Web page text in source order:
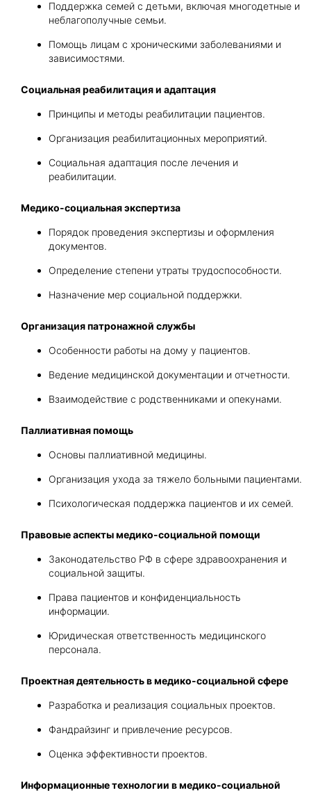
Поддержка семей с детьми, включая многодетные и
неблагополучные семьи.
Помощь лицам с хроническими заболеваниями и
зависимостями.
Социальная реабилитация и адаптация
Принципы и методы реабилитации пациентов.
Организация реабилитационных мероприятий.
Социальная адаптация после лечения и
реабилитации.
Медико-социальная экспертиза
Порядок проведения экспертизы и оформления
документов.
Определение степени утраты трудоспособности.
Назначение мер социальной поддержки.
Организация патронажной службы
Особенности работы на дому у пациентов.
Ведение медицинской документации и отчетности.
Взаимодействие с родственниками и опекунами.
Паллиативная помощь
Основы паллиативной медицины.
Организация ухода за тяжело больными пациентами.
Психологическая поддержка пациентов и их семей.
Правовые аспекты медико-социальной помощи
Законодательство РФ в сфере здравоохранения и
социальной защиты.
Права пациентов и конфиденциальность
информации.
Юридическая ответственность медицинского
персонала.
Проектная деятельность в медико-социальной сфере
Разработка и реализация социальных проектов.
Фандрайзинг и привлечение ресурсов.
Оценка эффективности проектов.
Информационные технологии в медико-социальной